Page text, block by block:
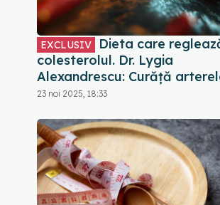
EXCLUSIV
Dieta care
colesterolul. Dr. Lygia
Alexandrescu: Curăță
23 noi 2025, 18:33